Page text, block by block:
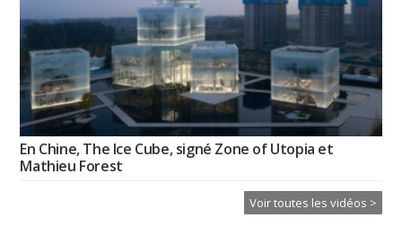
En Chine, The Ice Cube, signé Zone of Utopia et
Mathieu Forest
Voir toutes les vidéos >